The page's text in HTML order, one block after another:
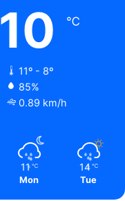
10 ℃
11º - 8º
85%
0.89 km/h
11 ℃
Mon
14 ℃
Tue